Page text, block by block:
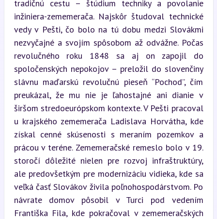
tradičnú cestu – štúdium techniky a povolanie
inžiniera-zememerača. Najskôr študoval technické
vedy v Pešti, čo bolo na tú dobu medzi Slovákmi
nezvyčajné a svojím spôsobom až odvážne. Počas
revolučného roku 1848 sa aj on zapojil do
spoločenských nepokojov – preložil do slovenčiny
slávnu maďarskú revolučnú pieseň “Pochod”, čím
preukázal, že mu nie je ľahostajné ani dianie v
širšom stredoeurópskom kontexte. V Pešti pracoval
u krajského zememerača Ladislava Horvátha, kde
získal cenné skúsenosti s meraním pozemkov a
prácou v teréne. Zememeračské remeslo bolo v 19.
storočí dôležité nielen pre rozvoj infraštruktúry,
ale predovšetkým pre modernizáciu vidieka, kde sa
veľká časť Slovákov živila poľnohospodárstvom. Po
návrate domov pôsobil v Turci pod vedením
Františka Fila, kde pokračoval v zememeračských